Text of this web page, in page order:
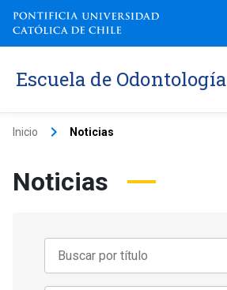
Escuela de Odontología
Inicio keyboard_arrow_right Noticias
Noticias